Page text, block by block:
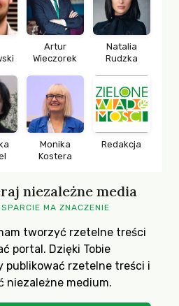
Artur
Wieczorek
Natalia
Rudzka
Monika
Kostera
Redakcja
niezależne media
MA ZNACZENIE
tworzyć rzetelne treści
portal. Dzięki Tobie
publikować rzetelne treści i
niezależne medium.